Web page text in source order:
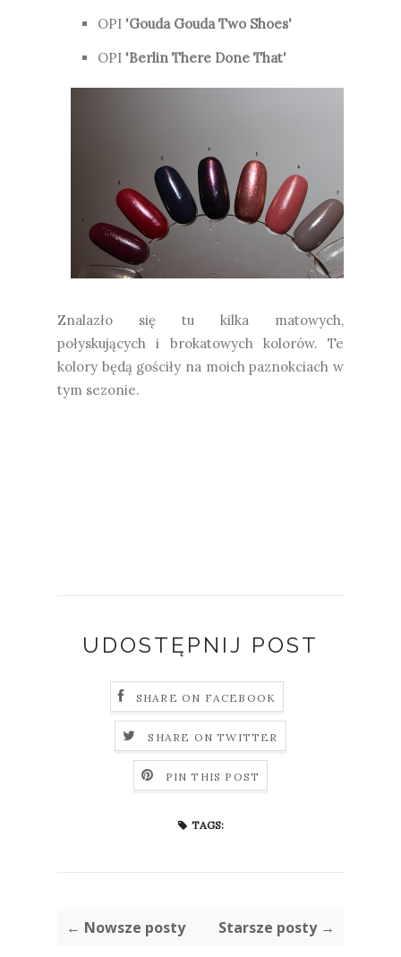
OPI 'Gouda Gouda Two Shoes'
OPI 'Berlin There Done That'
Znalazło się tu kilka matowych,
połyskujących i brokatowych kolorów. Te
kolory będą gościły na moich paznokciach w
tym sezonie.
UDOSTĘPNIJ POST
SHARE ON FACEBOOK
SHARE ON TWITTER
PIN THIS POST
TAGS:
← Nowsze posty Starsze posty →